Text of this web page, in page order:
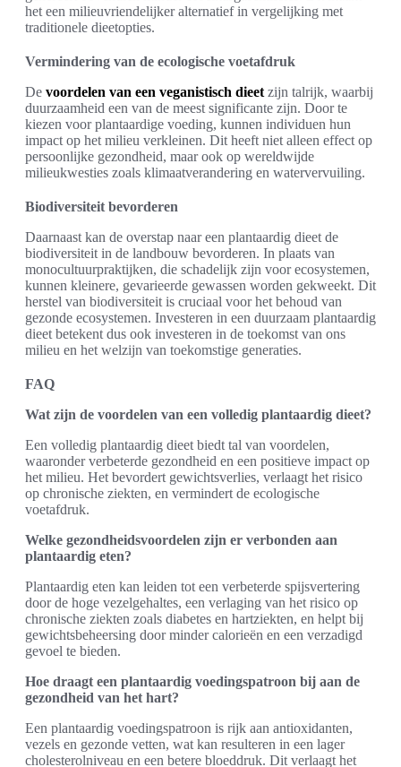
het een milieuvriendelijker alternatief in vergelijking met
traditionele dieetopties.
Vermindering van de ecologische voetafdruk
De voordelen van een veganistisch dieet zijn talrijk, waarbij
duurzaamheid een van de meest significante zijn. Door te
kiezen voor plantaardige voeding, kunnen individuen hun
impact op het milieu verkleinen. Dit heeft niet alleen effect op
persoonlijke gezondheid, maar ook op wereldwijde
milieukwesties zoals klimaatverandering en watervervuiling.
Biodiversiteit bevorderen
Daarnaast kan de overstap naar een plantaardig dieet de
biodiversiteit in de landbouw bevorderen. In plaats van
monocultuurpraktijken, die schadelijk zijn voor ecosystemen,
kunnen kleinere, gevarieerde gewassen worden gekweekt. Dit
herstel van biodiversiteit is cruciaal voor het behoud van
gezonde ecosystemen. Investeren in een duurzaam plantaardig
dieet betekent dus ook investeren in de toekomst van ons
milieu en het welzijn van toekomstige generaties.
FAQ
Wat zijn de voordelen van een volledig plantaardig dieet?
Een volledig plantaardig dieet biedt tal van voordelen,
waaronder verbeterde gezondheid en een positieve impact op
het milieu. Het bevordert gewichtsverlies, verlaagt het risico
op chronische ziekten, en vermindert de ecologische
voetafdruk.
Welke gezondheidsvoordelen zijn er verbonden aan
plantaardig eten?
Plantaardig eten kan leiden tot een verbeterde spijsvertering
door de hoge vezelgehaltes, een verlaging van het risico op
chronische ziekten zoals diabetes en hartziekten, en helpt bij
gewichtsbeheersing door minder calorieën en een verzadigd
gevoel te bieden.
Hoe draagt een plantaardig voedingspatroon bij aan de
gezondheid van het hart?
Een plantaardig voedingspatroon is rijk aan antioxidanten,
vezels en gezonde vetten, wat kan resulteren in een lager
cholesterolniveau en een betere bloeddruk. Dit verlaagt het